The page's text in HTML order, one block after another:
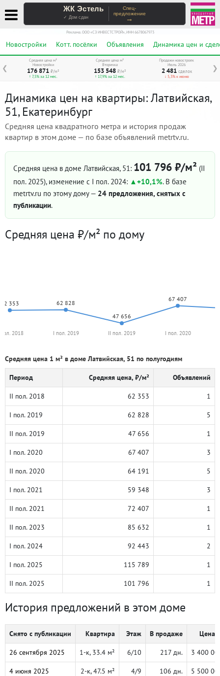
ЖК Эстель
✓ Дом сдан
Спец-
предложение
→
Реклама. ООО «СЗ ИНВЕСТСТРОЙ», ИНН 6678067973
Новостройки Котт. посёлки Объявления Динамика цен и
❮ ❯
Средняя цена м²
Новостройки
176 871 ₽/м²
↑ 7,5% за 12 мес.
Средняя цена м²
Вторичка
153 548 ₽/м²
↑ 17,9% за 12 мес.
Продажи новостроек
Июль 2026
2 481 сделок
↓ 5,3% к июню
Динамика цен на квартиры: Латвийская,
51, Екатеринбург
Средняя цена квадратного метра и история продаж
квартир в этом доме — по базе объявлений metrtv.ru.
Средняя цена в доме Латвийская, 51: 101 796 ₽/м² (II
пол. 2025), изменение с I пол. 2024: +10,1%. В базе
metrtv.ru по этому дому — 24 предложения, снятых с
публикации.
Средняя цена ₽/м² по дому
62 353 62 828
47 656
67 407
2018 I пол. 2019 II пол. 2019 I пол. 2020
Средняя цена 1 м² в доме Латвийская, 51 по полугодиям
Период Средняя цена, ₽/м² Объявлений
II пол. 2018 62 353 1
I пол. 2019 62 828 5
II пол. 2019 47 656 1
I пол. 2020 67 407 3
II пол. 2020 64 191 5
I пол. 2021 59 348 3
II пол. 2021 72 407 1
II пол. 2023 85 632 1
I пол. 2024 92 443 2
I пол. 2025 115 789 1
II пол. 2025 101 796 1
История предложений в этом доме
Снято с публикации Квартира Этаж В продаже Цена,
26 сентября 2025 1-к, 33.4 м² 6/10 217 дн. 3 400
4 июня 2025 2-к, 47.5 м² 4/9 106 дн. 5 500